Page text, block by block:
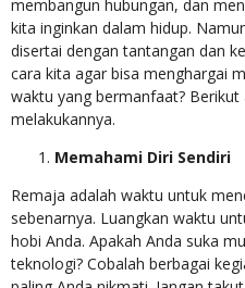
membangun hubungan, dan
kita inginkan dalam hidup.
disertai dengan tantangan dan
cara kita agar bisa menghargai
waktu yang bermanfaat?
melakukannya.
Memahami Diri Sendiri
Remaja adalah waktu untuk
sebenarnya. Luangkan waktu
hobi Anda. Apakah Anda suka
teknologi? Cobalah berbagai